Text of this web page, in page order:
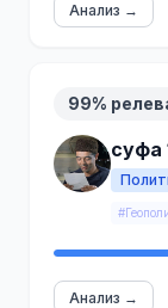
Анализ →
99%
суфа
Анализ →